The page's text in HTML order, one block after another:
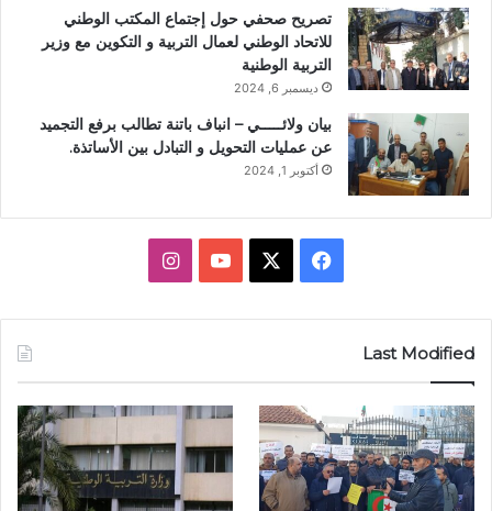
تصريح صحفي حول إجتماع المكتب الوطني
للاتحاد الوطني لعمال التربية و التكوين مع وزير
التربية الوطنية
ديسمبر 6, 2024
بيان ولائـــــي – انباف باتنة تطالب برفع التجميد
عن عمليات التحويل و التبادل بين الأساتذة.
أكتوبر 1, 2024
و
ك
ب
ر
Last Modified